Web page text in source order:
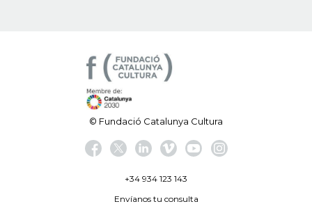
© Fundació Catalunya Cultura
+34 934 123 143
Envíanos tu consulta